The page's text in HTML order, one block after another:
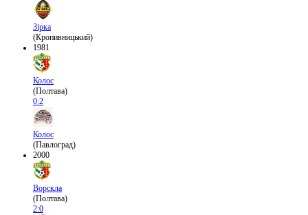
Зірка
(Кропивницький)
1981
Колос
(Полтава)
0:2
Колос
(Павлоград)
2000
Ворскла
(Полтава)
2:0